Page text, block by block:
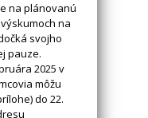
na plánovanú
na
svojho
pauze.
2025 v
môžu
do 22.